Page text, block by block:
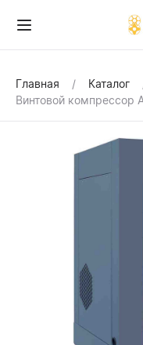
Главная Каталог
Винтовой компрессор